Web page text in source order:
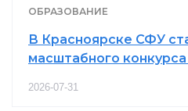
ОБРАЗОВАНИЕ
В Красноярске СФУ
масштабного
2026-07-31